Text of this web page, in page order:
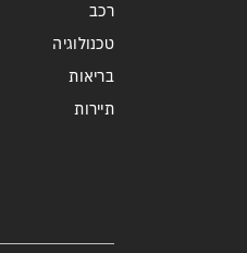
רכב
טכנולוגיה
בריאות
תיירות